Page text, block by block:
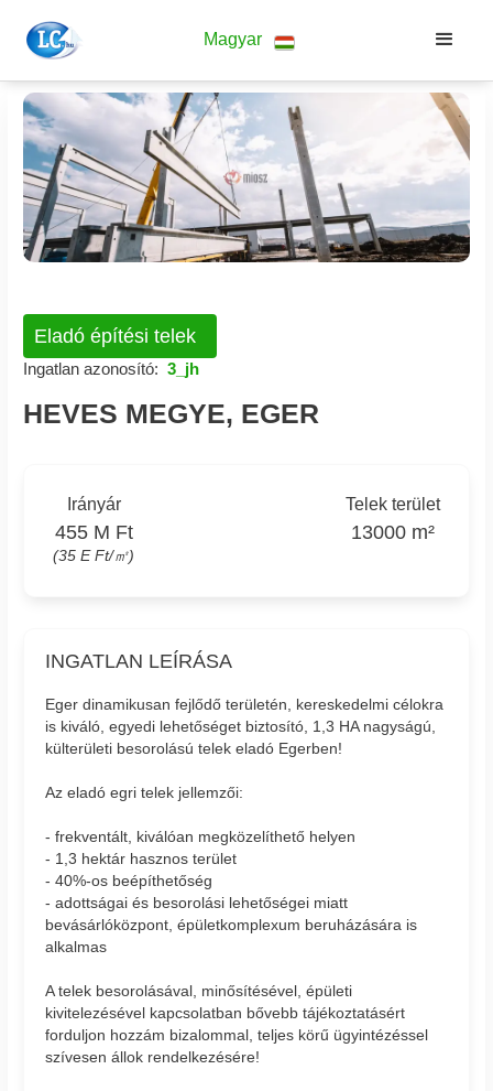
Magyar
Eladó építési telek
Ingatlan azonosító: 3_jh
HEVES MEGYE, EGER
Irányár
455 M Ft
(35 E Ft/㎡)
Telek terület
13000 m²
INGATLAN LEÍRÁSA
Eger dinamikusan fejlődő területén, kereskedelmi célokra
is kiváló, egyedi lehetőséget biztosító, 1,3 HA nagyságú,
külterületi besorolású telek eladó Egerben!
Az eladó egri telek jellemzői:
- frekventált, kiválóan megközelíthető helyen
- 1,3 hektár hasznos terület
- 40%-os beépíthetőség
- adottságai és besorolási lehetőségei miatt
bevásárlóközpont, épületkomplexum beruházására is
alkalmas
A telek besorolásával, minősítésével, épületi
kivitelezésével kapcsolatban bővebb tájékoztatásért
forduljon hozzám bizalommal, teljes körű ügyintézéssel
szívesen állok rendelkezésére!